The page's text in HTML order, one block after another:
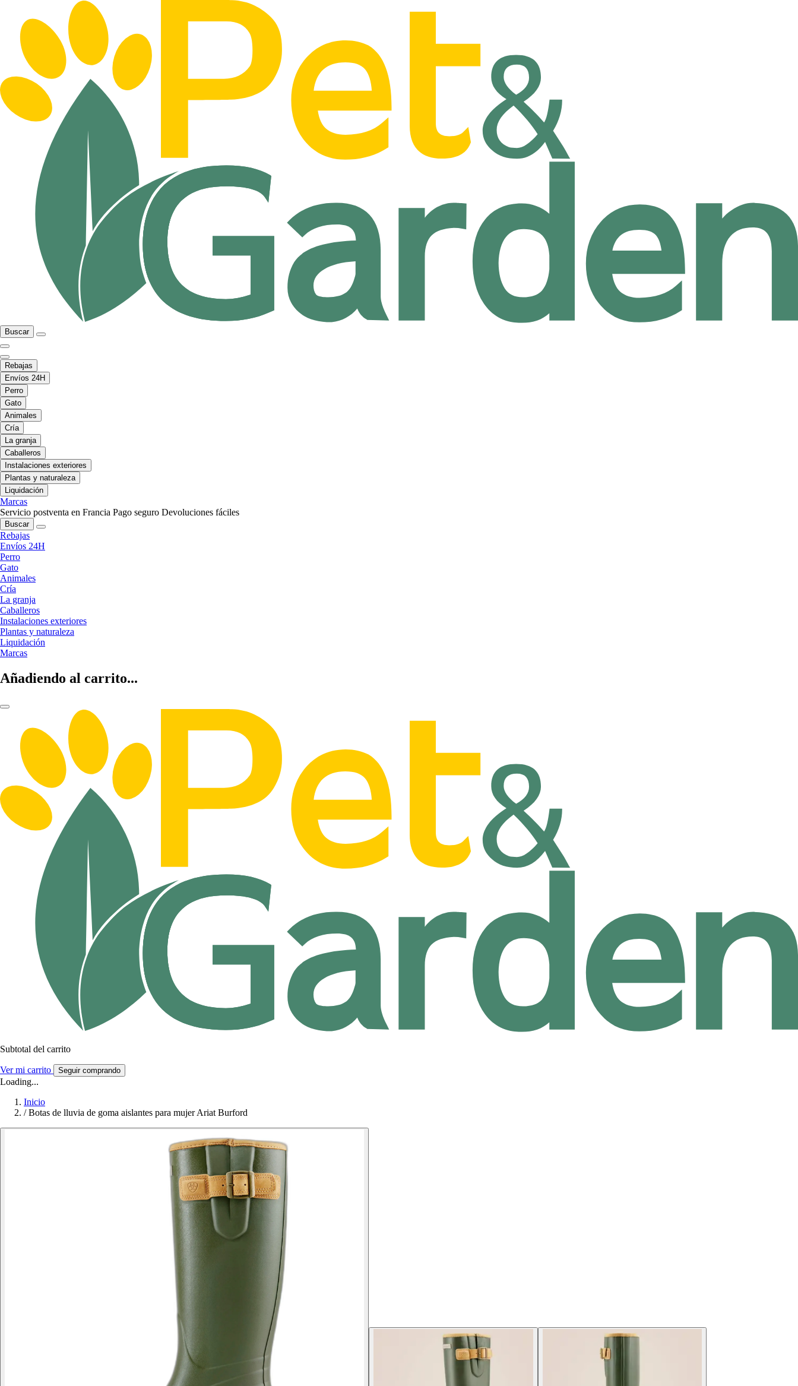
Buscar
Rebajas
Envíos 24H
Perro
Gato
Animales
Cría
La granja
Caballeros
Instalaciones exteriores
Plantas y naturaleza
Liquidación
Marcas
Servicio postventa en Francia Pago seguro Devoluciones fáciles
Buscar
Rebajas
Envíos 24H
Perro
Gato
Animales
Cría
La granja
Caballeros
Instalaciones exteriores
Plantas y naturaleza
Liquidación
Marcas
Añadiendo al carrito...
Subtotal del carrito
Ver mi carrito Seguir comprando
Loading...
Inicio
/ Botas de lluvia de goma aislantes para mujer Ariat Burford